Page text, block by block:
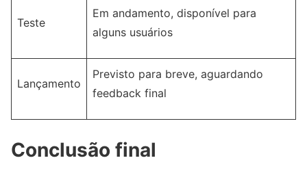
Teste
Em andamento, disponível para
alguns usuários
Lançamento
Previsto para breve, aguardando
feedback final
Conclusão final